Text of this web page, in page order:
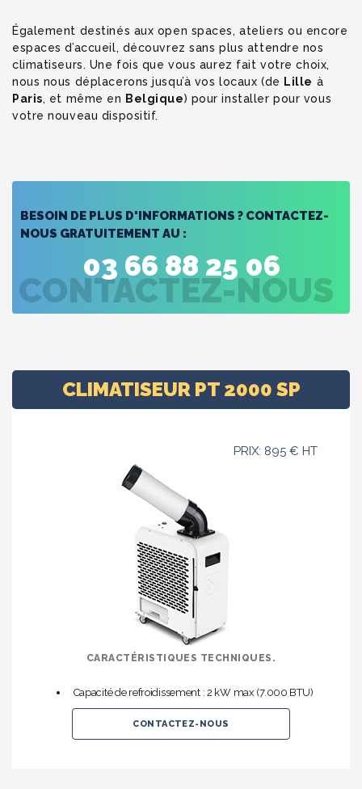
Également destinés aux open spaces, ateliers ou encore
espaces d’accueil, découvrez sans plus attendre nos
climatiseurs. Une fois que vous aurez fait votre choix,
nous nous déplacerons jusqu’à vos locaux (de Lille à
Paris, et même en Belgique) pour installer pour vous
votre nouveau dispositif.
BESOIN DE PLUS D'INFORMATIONS ? CONTACTEZ-
NOUS GRATUITEMENT AU :
03 66 88 25 06
CONTACTEZ-NOUS
CLIMATISEUR PT 2000 SP
PRIX: 895 € HT
CARACTÉRISTIQUES TECHNIQUES.
Capacité de refroidissement : 2 kW max (7.000 BTU)
CONTACTEZ-NOUS